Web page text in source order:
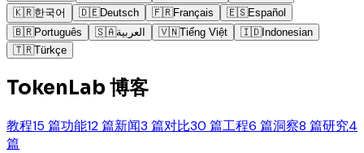
🇰🇷한국어 🇩🇪Deutsch 🇫🇷Français 🇪🇸Español
🇧🇷Português 🇸🇦العربية 🇻🇳Tiếng Việt 🇮🇩Indonesian
🇹🇷Türkçe
TokenLab 博客
教程15 篇功能12 篇新闻3 篇对比30 篇工程6 篇洞察8 篇研究4
篇